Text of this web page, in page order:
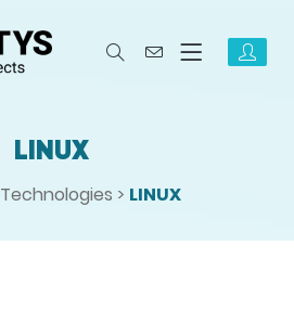
LINUX
Technologies > LINUX